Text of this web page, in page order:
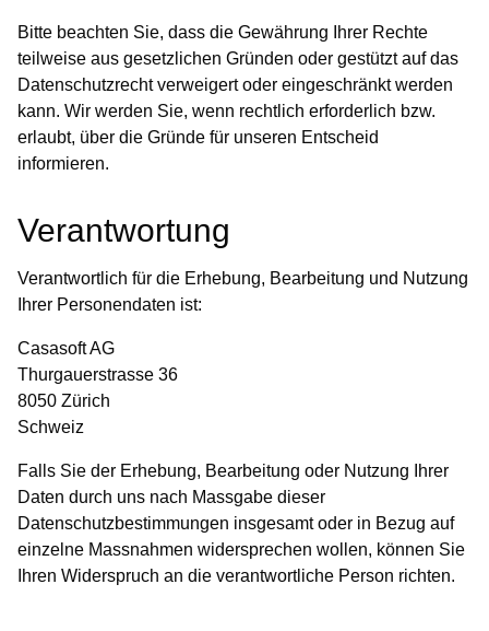
Bitte beachten Sie, dass die Gewährung Ihrer Rechte
teilweise aus gesetzlichen Gründen oder gestützt auf das
Datenschutzrecht verweigert oder eingeschränkt werden
kann. Wir werden Sie, wenn rechtlich erforderlich bzw.
erlaubt, über die Gründe für unseren Entscheid
informieren.
Verantwortung
Verantwortlich für die Erhebung, Bearbeitung und Nutzung
Ihrer Personendaten ist:
Casasoft AG
Thurgauerstrasse 36
8050 Zürich
Schweiz
Falls Sie der Erhebung, Bearbeitung oder Nutzung Ihrer
Daten durch uns nach Massgabe dieser
Datenschutzbestimmungen insgesamt oder in Bezug auf
einzelne Massnahmen widersprechen wollen, können Sie
Ihren Widerspruch an die verantwortliche Person richten.